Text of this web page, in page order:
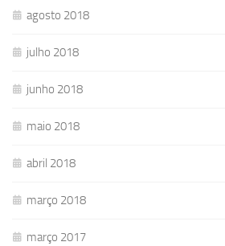
agosto 2018
julho 2018
junho 2018
maio 2018
abril 2018
março 2018
março 2017